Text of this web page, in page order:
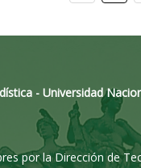
- Universidad
por la Dirección de